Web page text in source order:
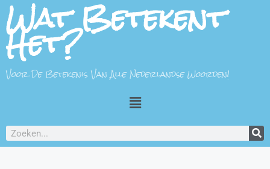
Wat Betekent
Het?
Voor De Betekenis Van Alle Nederlandse Woorden!